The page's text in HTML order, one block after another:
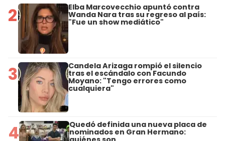
2 Elba Marcovecchio apuntó contra
Wanda Nara tras su regreso al país:
"Fue un show mediático"
3 Candela Arizaga rompió el silencio
tras el escándalo con Facundo
Moyano: "Tengo errores como
cualquiera"
4 Quedó definida una nueva placa de
nominados en Gran Hermano: